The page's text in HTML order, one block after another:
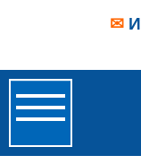
✉
Toggle
Navigation